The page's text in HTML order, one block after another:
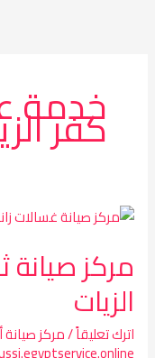
خدمة
كفر
مركز صيانة
الزيات
اترك تعليقاً/مركز
مركز
ثلاجات
زانوسي
كفر
الزيات